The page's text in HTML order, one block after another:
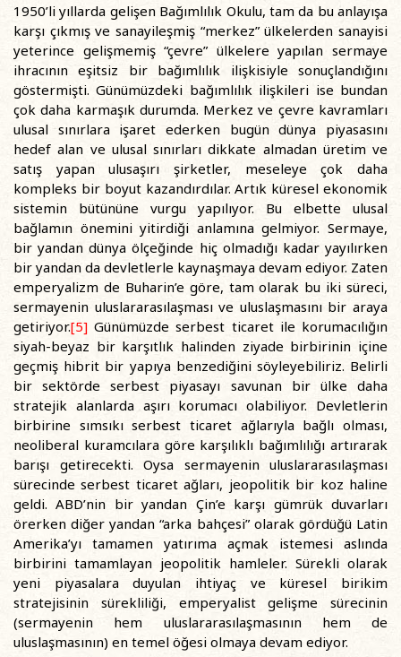
1950’li yıllarda gelişen Bağımlılık Okulu, tam da bu anlayışa
karşı çıkmış ve sanayileşmiş “merkez” ülkelerden sanayisi
yeterince gelişmemiş “çevre” ülkelere yapılan sermaye
ihracının eşitsiz bir bağımlılık ilişkisiyle sonuçlandığını
göstermişti. Günümüzdeki bağımlılık ilişkileri ise bundan
çok daha karmaşık durumda. Merkez ve çevre kavramları
ulusal sınırlara işaret ederken bugün dünya piyasasını
hedef alan ve ulusal sınırları dikkate almadan üretim ve
satış yapan ulusaşırı şirketler, meseleye çok daha
kompleks bir boyut kazandırdılar. Artık küresel ekonomik
sistemin bütününe vurgu yapılıyor. Bu elbette ulusal
bağlamın önemini yitirdiği anlamına gelmiyor. Sermaye,
bir yandan dünya ölçeğinde hiç olmadığı kadar yayılırken
bir yandan da devletlerle kaynaşmaya devam ediyor. Zaten
emperyalizm de Buharin’e göre, tam olarak bu iki süreci,
sermayenin uluslararasılaşması ve uluslaşmasını bir araya
getiriyor.[5] Günümüzde serbest ticaret ile korumacılığın
siyah-beyaz bir karşıtlık halinden ziyade birbirinin içine
geçmiş hibrit bir yapıya benzediğini söyleyebiliriz. Belirli
bir sektörde serbest piyasayı savunan bir ülke daha
stratejik alanlarda aşırı korumacı olabiliyor. Devletlerin
birbirine sımsıkı serbest ticaret ağlarıyla bağlı olması,
neoliberal kuramcılara göre karşılıklı bağımlılığı artırarak
barışı getirecekti. Oysa sermayenin uluslararasılaşması
sürecinde serbest ticaret ağları, jeopolitik bir koz haline
geldi. ABD’nin bir yandan Çin’e karşı gümrük duvarları
örerken diğer yandan “arka bahçesi” olarak gördüğü Latin
Amerika’yı tamamen yatırıma açmak istemesi aslında
birbirini tamamlayan jeopolitik hamleler. Sürekli olarak
yeni piyasalara duyulan ihtiyaç ve küresel birikim
stratejisinin sürekliliği, emperyalist gelişme sürecinin
(sermayenin hem uluslararasılaşmasının hem de
uluslaşmasının) en temel öğesi olmaya devam ediyor.